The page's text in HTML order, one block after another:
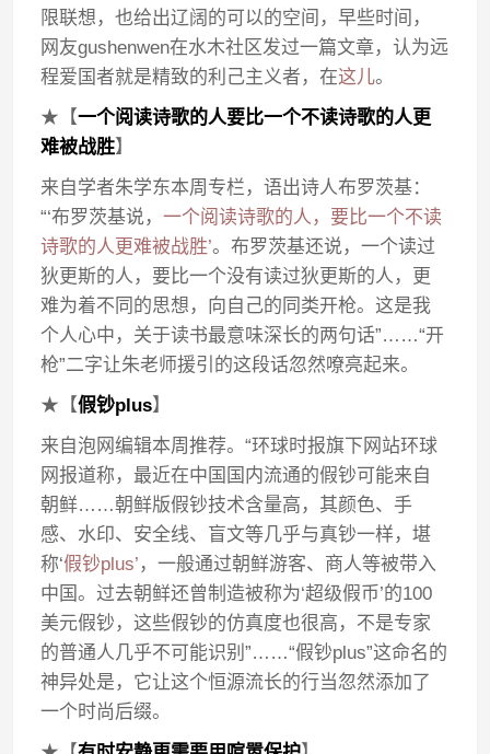
限联想，也给出辽阔的可以的空间，早些时间，
网友gushenwen在水木社区发过一篇文章，认为远
程爱国者就是精致的利己主义者，在这儿。
★【一个阅读诗歌的人要比一个不读诗歌的人更
难被战胜】
来自学者朱学东本周专栏，语出诗人布罗茨基：
“‘布罗茨基说，一个阅读诗歌的人，要比一个不读
诗歌的人更难被战胜’。布罗茨基还说，一个读过
狄更斯的人，要比一个没有读过狄更斯的人，更
难为着不同的思想，向自己的同类开枪。这是我
个人心中，关于读书最意味深长的两句话”……“开
枪”二字让朱老师援引的这段话忽然嘹亮起来。
★【假钞plus】
来自泡网编辑本周推荐。“环球时报旗下网站环球
网报道称，最近在中国国内流通的假钞可能来自
朝鲜……朝鲜版假钞技术含量高，其颜色、手
感、水印、安全线、盲文等几乎与真钞一样，堪
称‘假钞plus’ ，一般通过朝鲜游客、商人等被带入
中国。过去朝鲜还曾制造被称为‘超级假币’的100
美元假钞，这些假钞的仿真度也很高，不是专家
的普通人几乎不可能识别”……“假钞plus”这命名的
神异处是，它让这个恒源流长的行当忽然添加了
一个时尚后缀。